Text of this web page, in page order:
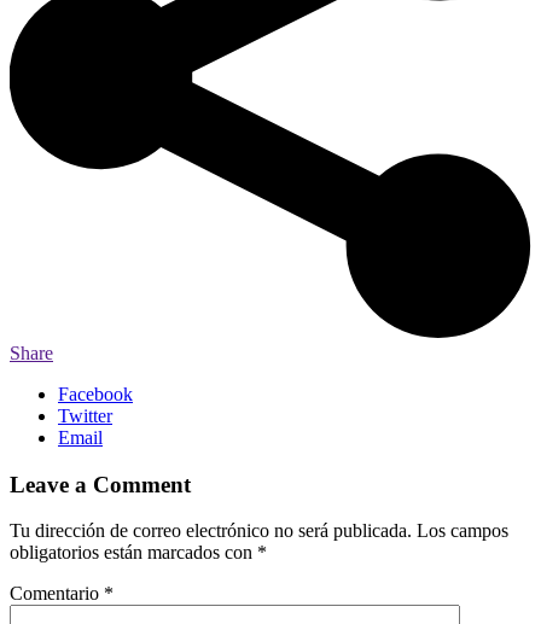
Share
Facebook
Twitter
Email
Leave a Comment
Tu dirección de correo electrónico no será publicada. Los campos
obligatorios están marcados con *
Comentario *